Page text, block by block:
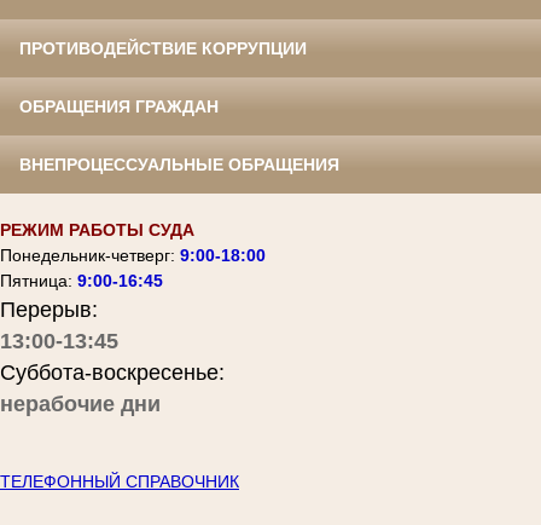
ПРОТИВОДЕЙСТВИЕ КОРРУПЦИИ
ОБРАЩЕНИЯ ГРАЖДАН
ВНЕПРОЦЕССУАЛЬНЫЕ ОБРАЩЕНИЯ
РЕЖИМ РАБОТЫ СУДА
Понедельник-четверг: 9:00-18:00
Пятница: 9:00-16:45
Перерыв:
13:00-13:45
Суббота-воскресенье:
нерабочие дни
ТЕЛЕФОННЫЙ СПРАВОЧНИК